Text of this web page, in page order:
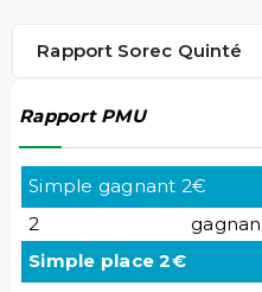
Rapport Sorec Quinté
Rapport PMU
Simple gagnant 2€
2
Simple place 2€